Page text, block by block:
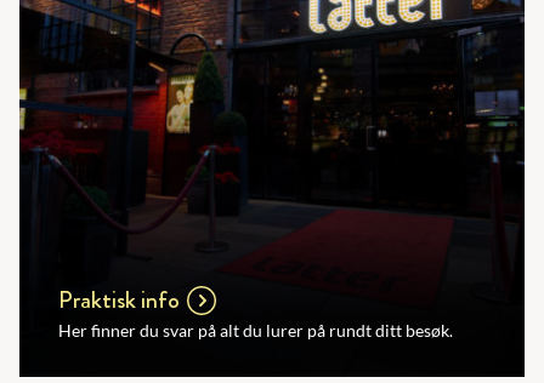
Praktisk info
Her finner du svar på alt du lurer på rundt ditt besøk.